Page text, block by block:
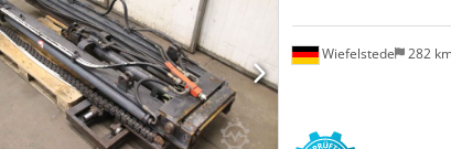
Wiefelstede 282